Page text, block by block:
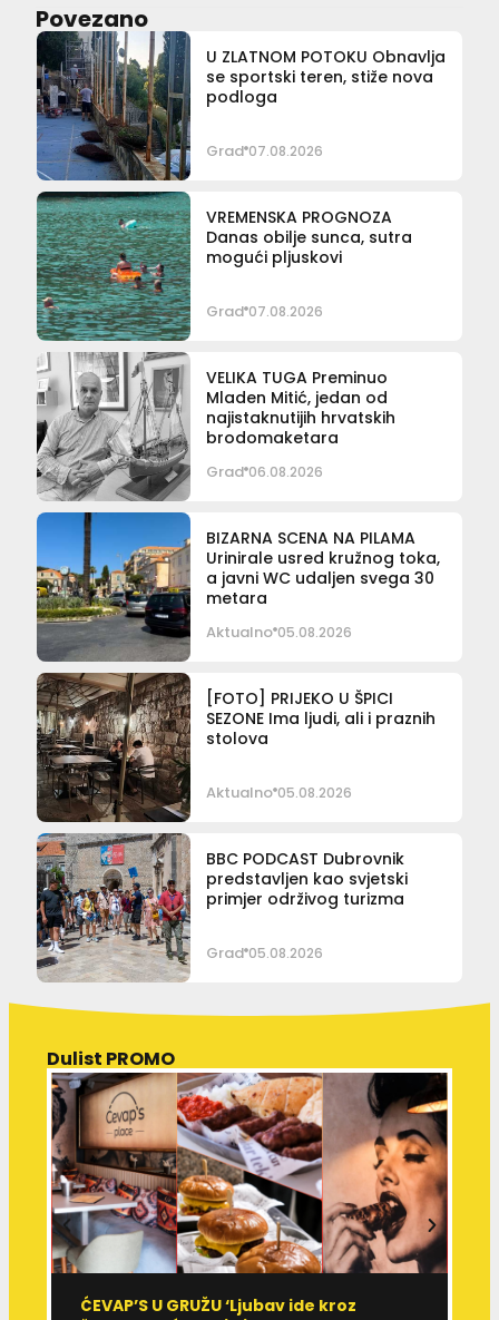
Povezano
U ZLATNOM POTOKU Obnavlja
se sportski teren, stiže nova
podloga
Grad 07.08.2026
VREMENSKA PROGNOZA
Danas obilje sunca, sutra
mogući pljuskovi
Grad 07.08.2026
VELIKA TUGA Preminuo
Mladen Mitić, jedan od
najistaknutijih hrvatskih
brodomaketara
Grad 06.08.2026
BIZARNA SCENA NA PILAMA
Urinirale usred kružnog toka,
a javni WC udaljen svega 30
metara
Aktualno 05.08.2026
[FOTO] PRIJEKO U ŠPICI
SEZONE Ima ljudi, ali i praznih
stolova
Aktualno 05.08.2026
BBC PODCAST Dubrovnik
predstavljen kao svjetski
primjer održivog turizma
Grad 05.08.2026
Dulist PROMO
ĆEVAP’S U GRUŽU ‘Ljubav ide kroz